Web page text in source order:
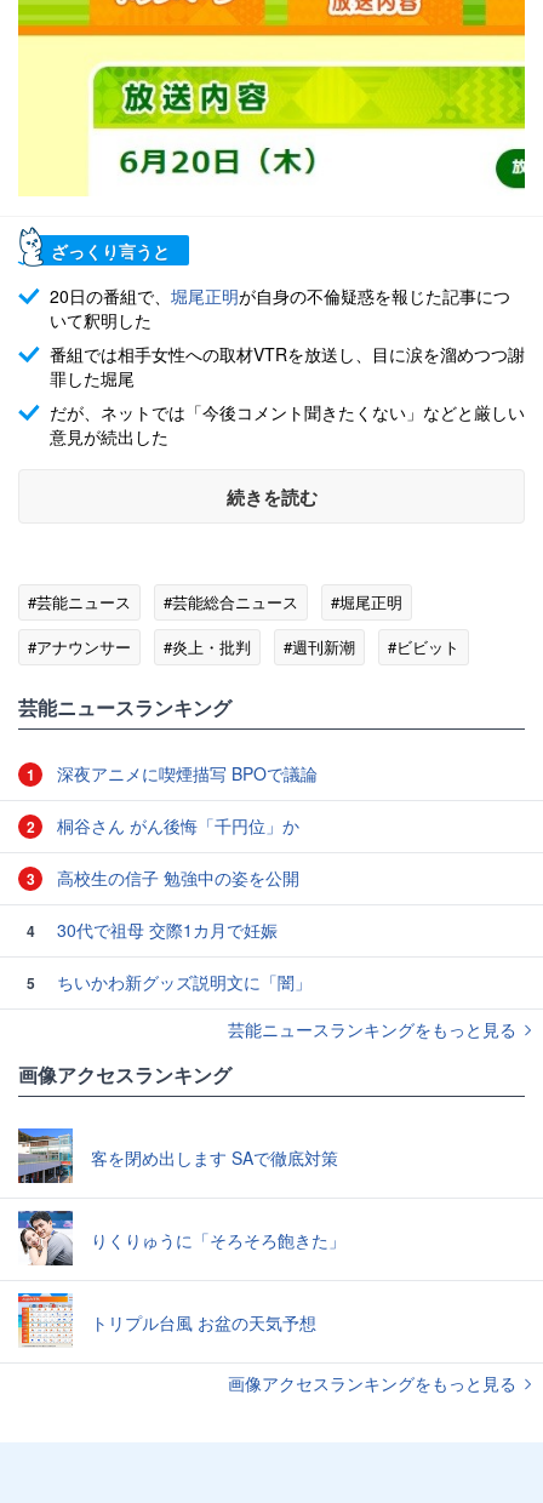
ざっくり言うと
20日の番組で、 堀尾正明が自身の不倫疑惑を報じた記事につ
いて釈明した
番組では相手女性への取材VTRを放送し、目に涙を溜めつつ謝
罪した堀尾
だが、ネットでは「今後コメント聞きたくない」などと厳しい
意見が続出した
続きを読む
#芸能ニュース #芸能総合ニュース
#堀尾正明
#アナウンサー
#炎上・批判 #週刊新潮
#ビビット
芸能ニュースランキング
1 深夜アニメに喫煙描写 BPOで議論
2 桐谷さん がん後悔「千円位」か
3 高校生の信子 勉強中の姿を公開
4 30代で祖母 交際1カ月で妊娠
5
ちいかわ新グッズ説明文に「闇」
芸能ニュースランキングをもっと見る
画像アクセスランキング
客を閉め出します SAで徹底対策
りくりゅうに「そろそろ飽きた」
トリプル台風 お盆の天気予想
画像アクセスランキングをもっと見る